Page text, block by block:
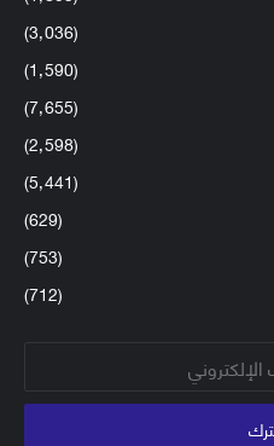
(3٬036)
(1٬590)
(7٬655)
(2٬598)
(5٬441)
(629)
(753)
(712)